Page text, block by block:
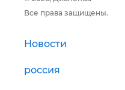
Все права защищены.
Новости
россия